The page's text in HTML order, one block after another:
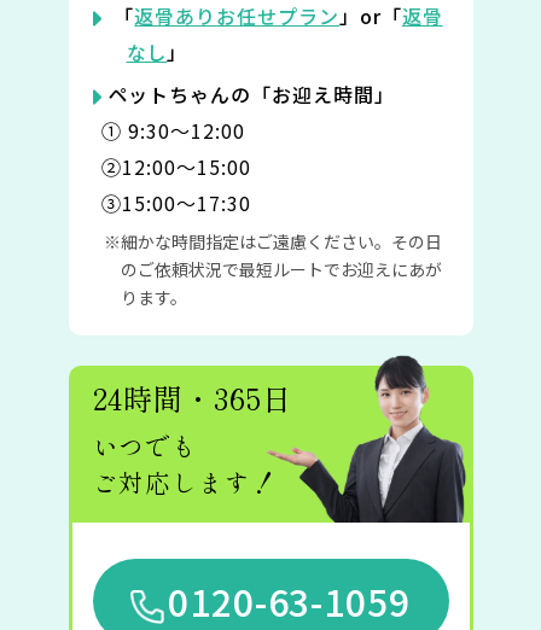
「返骨ありお任せプラン」or「返骨
なし」
ペットちゃんの「お迎え時間」
① 9:30〜12:00
②12:00〜15:00
③15:00〜17:30
細かな時間指定はご遠慮ください。その日
のご依頼状況で最短ルートでお迎えにあが
ります。
24時間・365日
いつでも
ご対応します！
0120-63-1059